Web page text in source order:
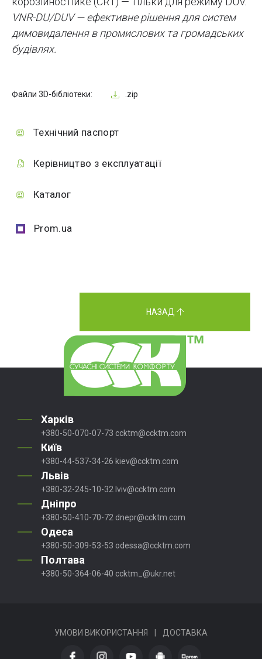
VNR-DU/DUV — ефективне рішення для систем
димовидалення в промислових та громадських
будівлях.
Файли 3D-бібліотеки: .zip
Технічний паспорт
Керівництво з експлуатації
Каталог
Prom.ua
НАЗАД
Харків
+380-50-070-07-73 ccktm@ccktm.com
Київ
+380-44-537-34-26 kiev@ccktm.com
Львів
+380-32-245-10-32 lviv@ccktm.com
Дніпро
+380-50-410-70-72 dnepr@ccktm.com
Одеса
+380-50-309-53-53 odessa@ccktm.com
Полтава
+380-50-364-06-40 ccktm_@ukr.net
УМОВИ ВИКОРИСТАННЯ ДОСТАВКА